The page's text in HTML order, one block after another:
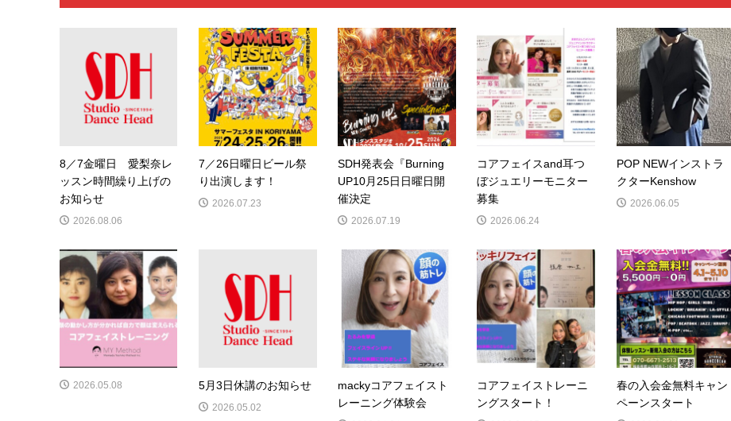
8／7金曜日 愛梨奈レ
ッスン時間繰り上げの
お知らせ
2026.08.06
7／26日曜日ビール祭
り出演します！
2026.07.23
SDH発表会『Burning
UP10月25日日曜日開
催決定
2026.07.19
コアフェイスand耳つ
ぼジュエリーモニター
募集
2026.06.24
POP NEWインストラ
クターKenshow
2026.06.05
2026.05.08 5月3日休講のお知らせ
2026.05.02
mackyコアフェイスト
レーニング体験会
コアフェイストレーニ
ングスタート！
春の入会金無料キャン
ペーンスタート